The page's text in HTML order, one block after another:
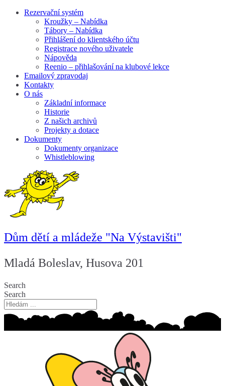
Rezervační systém
Kroužky – Nabídka
Tábory – Nabídka
Přihlášení do klientského účtu
Registrace nového uživatele
Nápověda
Reenio – přihlašování na klubové lekce
Emailový zpravodaj
Kontakty
O nás
Základní informace
Historie
Z našich archivů
Projekty a dotace
Dokumenty
Dokumenty organizace
Whistleblowing
Dům dětí a mládeže "Na Výstavišti"
Mladá Boleslav, Husova 201
Search
Search